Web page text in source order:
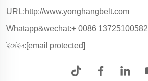
URL:http://www.yonghangbelt.com
Whatapp&wechat:+ 0086 13725100582
ইমেইল:[email protected]